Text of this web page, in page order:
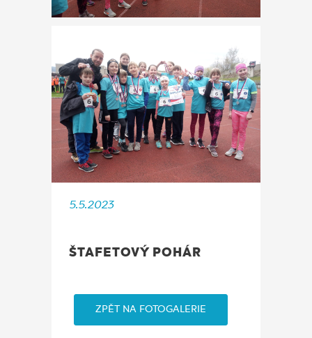
5.5.2023
ŠTAFETOVÝ POHÁR
ZPĚT NA FOTOGALERIE